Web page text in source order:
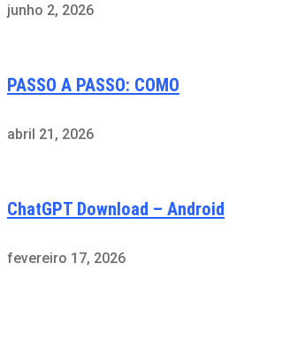
junho 2, 2026
PASSO A PASSO: COMO
abril 21, 2026
ChatGPT Download – Android
fevereiro 17, 2026